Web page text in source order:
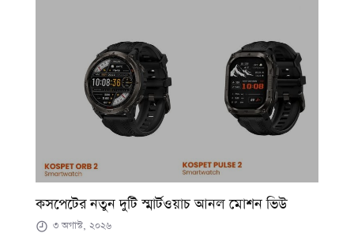
কসপেটের নতুন দুটি স্মার্টওয়াচ আনল মোশন ভিউ
৩ অগাস্ট, ২০২৬